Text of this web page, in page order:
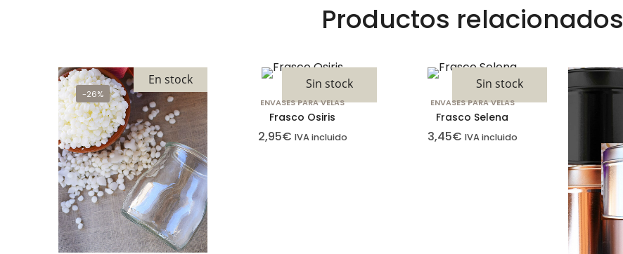
Productos relacionados
-26%
En stock Sin stock
ENVASES PARA VELAS
Frasco Osiris
2,95€ IVA incluido
Sin stock
ENVASES PARA VELAS
Frasco Selena
3,45€ IVA incluido